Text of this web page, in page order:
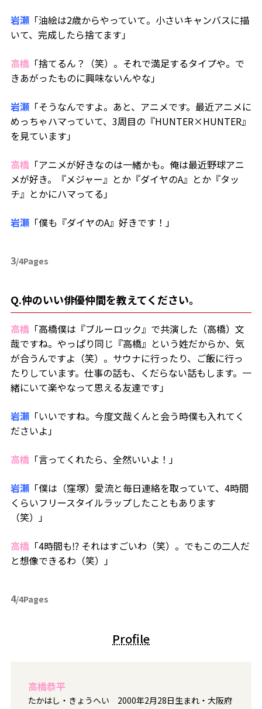
岩瀬「油絵は2歳からやっていて。小さいキャンバスに描
いて、完成したら捨てます」
高橋 「捨てるん？（笑）。それで満足するタイプや。で
きあがったものに興味ないんやな」
岩瀬「そうなんですよ。あと、アニメです。最近アニメに
めっちゃハマっていて、3周目の『HUNTER×HUNTER』
を見ています」
高橋 「アニメが好きなのは一緒かも。俺は最近野球アニ
メが好き。『メジャー』とか『ダイヤのA』とか『タッ
チ』とかにハマってる」
岩瀬「僕も『ダイヤのA』好きです！」
3/4Pages
Q.仲のいい俳優仲間を教えてください。
高橋 「高橋僕は『ブルーロック』で共演した（高橋）文
哉ですね。やっぱり同じ『高橋』という姓だからか、気
が合うんですよ（笑）。サウナに行ったり、ご飯に行っ
たりしています。仕事の話も、くだらない話もします。一
緒にいて楽やなって思える友達です」
岩瀬「いいですね。今度文哉くんと会う時僕も入れてく
ださいよ」
高橋 「言ってくれたら、全然いいよ！」
岩瀬「僕は（窪塚）愛流と毎日連絡を取っていて、4時間
くらいフリースタイルラップしたこともあります
（笑）」
高橋 「4時間も⁉ それはすごいわ（笑）。でもこの二人だ
と想像できるわ（笑）」
4/4Pages
Profile
高橋恭平
たかはし・きょうへい 2000年2月28日生まれ・大阪府